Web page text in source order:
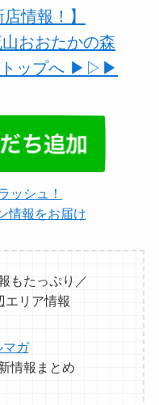
情報！】
おおたかの森
ップへ ▶︎▷▶︎
ッシュ！
情報をお届け
もたっぷり／
エリア情報
ガ
情報まとめ